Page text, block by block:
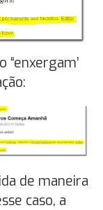
“enxergam’
de maneira
caso, a